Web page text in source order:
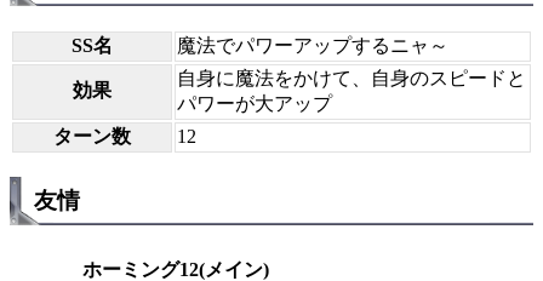
SS名 魔法でパワーアップするニャ～
効果
自身に魔法をかけて、自身のスピードと
パワーが大アップ
ターン数
12
友情
ホーミング12(メイン)